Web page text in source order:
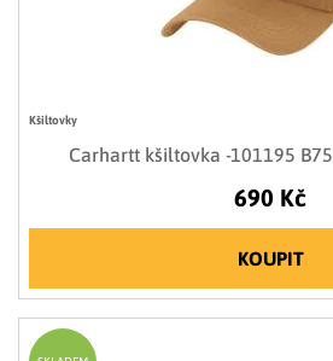
Kšiltovky
Carhartt kšiltovka -101195
690 Kč
KOUPIT